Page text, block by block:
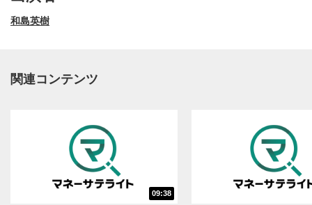
動画再生エリア
動画再生エリアをクリックすると、動画を再生または
和島英樹
関連コンテンツ
09:38